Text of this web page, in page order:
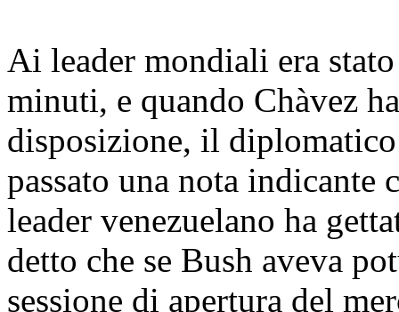
Ai leader mondiali era
minuti, e quando Chàvez
disposizione, il
passato una nota indicante
leader venezuelano ha
detto che se Bush aveva
sessione di apertura del